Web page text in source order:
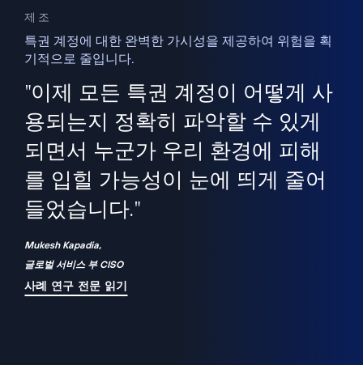
제조
특권 계정에 대한 완벽한 가시성을 제공하여 위험을 획
기적으로 줄입니다.
"이제 모든 특권 계정이 어떻게 사
용되는지 정확히 파악할 수 있게
되면서 누군가 우리 환경에 피해
를 입힐 가능성이 눈에 띄게 줄어
들었습니다."
Mukesh Kapadia,
글로벌 서비스 부 CISO
사례 연구 전문 읽기